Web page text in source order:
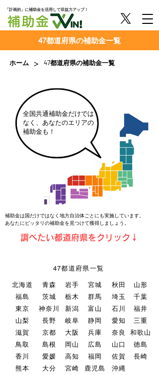
「計画的」に補助金を活用して収益力アップ！
47都道府県の補助金一覧
ホーム > 47都道府県の補助金一覧
​全国共通補助金だけでは
なく、あなたのエリアの
補助金も！
補助金は国だけではなく地方自治体ごとにも実施しています。
​あなたにピッタリの補助金を見つけて獲得しましょう。
​調べたい都道府県をクリック↓
47都道府県一覧
北海道 青森 岩手 宮城 秋田
山形
福島
茨城 栃木 埼玉 千葉
群馬
東京
新潟 富山 石川 福井
神奈川
山梨
長野 岐阜 静岡 愛知
三重
滋賀
京都 兵庫 奈良 和歌山
大阪
鳥取
島根 岡山 広島 山口
徳島
香川
福岡 佐賀 長崎
愛媛
高知
熊本
大分 宮崎 鹿児島 沖縄